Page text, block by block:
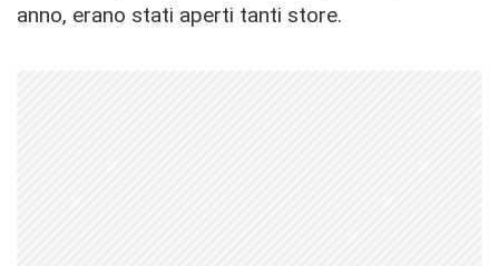
anno, erano stati aperti tanti store.